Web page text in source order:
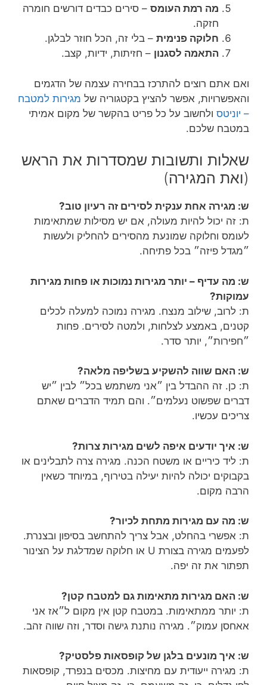
מה רמת העומס – סירים כבדים דורשים חומרה
חזקה.
חלוקה פנימית – בלי זה, הכל חוזר לבלגן.
התאמה לסגנון – חזיתות, ידיות, קצב.
ואם אתם רוצים להתרכז בבחירה עצמה של הדגמים
והאפשרויות, אפשר להציץ בקטגוריה של מגירות למטבח
– יוניטס ולחשוב על כל פריט בהקשר של מקום אמיתי
במטבח שלכם.
שאלות ותשובות שמסדרות את הראש
(ואת המגירה)
ש: מגירה אחת ענקית לסירים זה רעיון טוב?
ת: זה יכול להיות מעולה, אם יש מסילות שמתאימות
לעומס וחלוקה שמונעת מהסירים להחליק ולעשות
״מגדל פיזה״ בכל פתיחה.
ש: מה עדיף – יותר מגירות נמוכות או פחות מגירות
עמוקות?
ת: לרוב, שילוב מנצח. מגירה נמוכה למעלה לכלים
קטנים, באמצע לצלחות, ולמטה לסירים. פחות
״חפירות״, יותר סדר.
ש: האם שווה להשקיע בשליפה מלאה?
ת: כן. זה ההבדל בין ״אני משתמש בכל״ לבין ״יש
דברים שפשוט נעלמים״. והם תמיד הדברים שאתם
צריכים עכשיו.
ש: איך יודעים איפה לשים מגירות צרות?
ת: ליד כיריים או משטח הכנה. מגירה צרה לתבלינים או
בקבוקים יכולה להיות יעילה בטירוף, במיוחד כשאין
הרבה מקום.
ש: מה עם מגירות מתחת לכיור?
ת: אפשרי בהחלט, אבל צריך להתחשב בסיפון ובצנרת.
לפעמים מגירה בצורת U או חלוקה שמדלגת על הצינור
תפתור את זה יפה.
ש: האם מגירות מתאימות גם למטבח קטן?
ת: יותר ממתאימות. במטבח קטן אין מקום ל״אז אני
אאחסן עמוק״. מגירה נותנת גישה וסדר, וזה שווה זהב.
ש: איך מונעים בלגן של קופסאות פלסטיק?
ת: מגירה ייעודית עם מחיצות. מכסים בנפרד, קופסאות